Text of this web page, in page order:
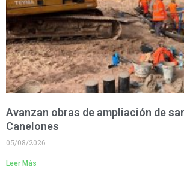
Avanzan obras de ampliación de
Canelones
05/08/2026
Leer Más